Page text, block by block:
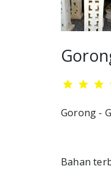
Gorong -
Bahan